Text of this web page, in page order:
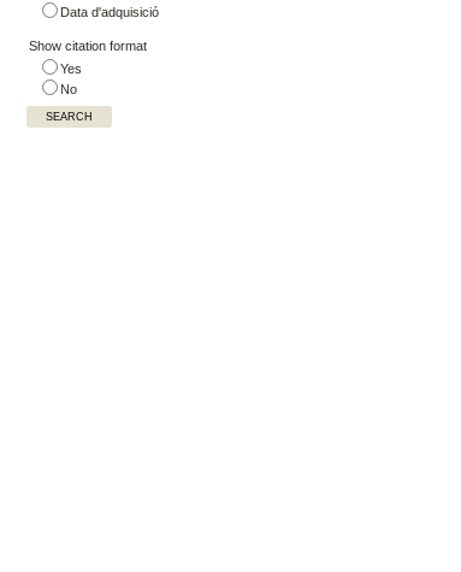
Data d'adquisició
Show citation format
Yes
No